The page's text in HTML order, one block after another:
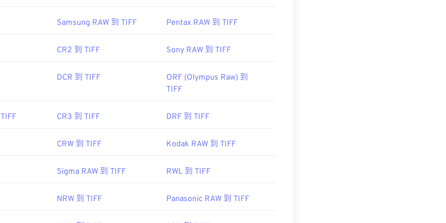
Samsung RAW 到 TIFF Pentax RAW 到 TIFF
CR2 到 TIFF Sony RAW 到 TIFF
DCR 到 TIFF
ORF (Olympus Raw) 到
TIFF
CR3 到 TIFF DRF 到 TIFF
CRW 到 TIFF Kodak RAW 到 TIFF
Sigma RAW 到 TIFF RWL 到 TIFF
NRW 到 TIFF Panasonic RAW 到 TIFF